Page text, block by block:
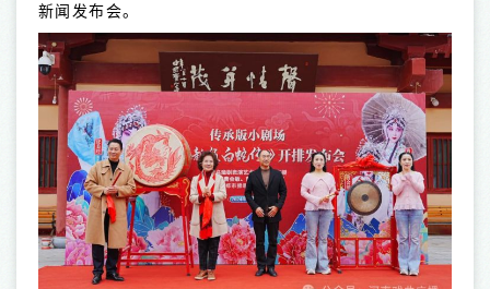
新闻发布会。